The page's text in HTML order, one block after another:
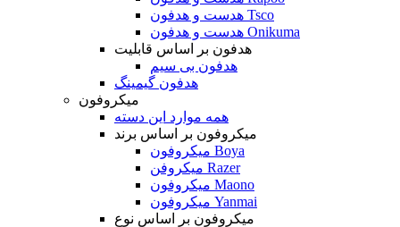
هدست و هدفون Tsco
هدست و هدفون Onikuma
هدفون بر اساس قابلیت
هدفون بی سیم
هدفون گیمینگ
میکروفون
همه موارد این دسته
میکروفون بر اساس برند
میکروفون Boya
میکروفن Razer
میکروفون Maono
میکروفون Yanmai
میکروفون بر اساس نوع